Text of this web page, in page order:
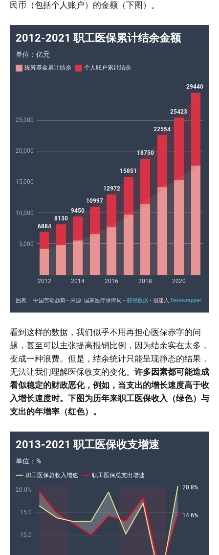
民币（包括个人账户）的金额（下图）。
看到这样的数据，我们似乎不用再担心医保赤字的问
题，甚至可以主张提高报销比例，因为结余实在太多，
变成一种浪费。但是，结余统计只能呈现静态的结果，
无法让我们理解医保收支的变化。 许多因素都可能造成
看似稳定的财政恶化，例如，当支出的增长速度高于收
入增长速度时。下图为历年来职工医保收入（绿色）与
支出的年增率（红色）。